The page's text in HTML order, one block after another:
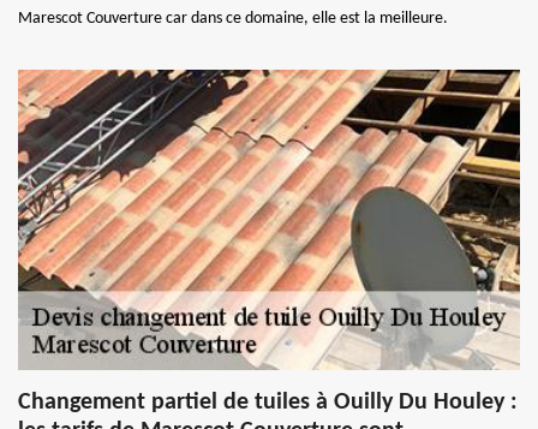
Marescot Couverture car dans ce domaine, elle est la meilleure.
Changement partiel de tuiles à Ouilly Du Houley :